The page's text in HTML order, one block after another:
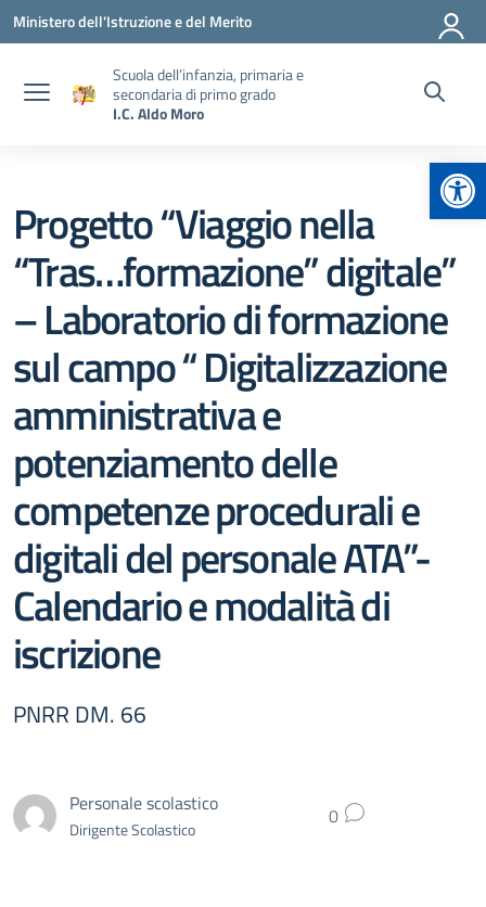
Vai ai contenuti
Vai al menu di navigazione
Vai al footer
Ministero dell'Istruzione e del Merito
Scuola dell’infanzia, primaria e
secondaria di primo grado
I.C. Aldo Moro
Progetto “Viaggio nella
“Tras…formazione” digitale”
– Laboratorio di formazione
sul campo “ Digitalizzazione
amministrativa e
potenziamento delle
competenze procedurali e
digitali del personale ATA”-
Calendario e modalità di
iscrizione
PNRR DM. 66
Personale scolastico
Dirigente Scolastico 0